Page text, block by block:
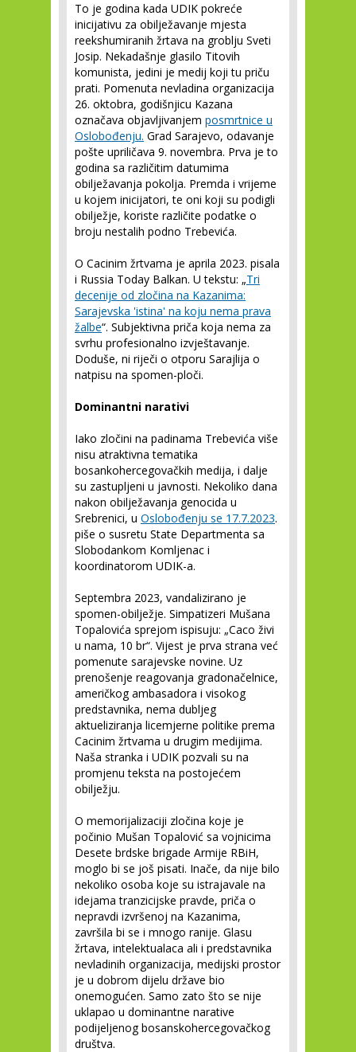
To je godina kada UDIK pokreće
inicijativu za obilježavanje mjesta
reekshumiranih žrtava na groblju Sveti
Josip. Nekadašnje glasilo Titovih
komunista, jedini je medij koji tu priču
prati. Pomenuta nevladina organizacija
26. oktobra, godišnjicu Kazana
označava objavljivanjem posmrtnice u
Oslobođenju. Grad Sarajevo, odavanje
pošte upriličava 9. novembra. Prva je to
godina sa različitim datumima
obilježavanja pokolja. Premda i vrijeme
u kojem inicijatori, te oni koji su podigli
obilježje, koriste različite podatke o
broju nestalih podno Trebevića.
O Cacinim žrtvama je aprila 2023. pisala
i Russia Today Balkan. U tekstu: „Tri
decenije od zločina na Kazanima:
Sarajevska 'istina' na koju nema prava
žalbe“. Subjektivna priča koja nema za
svrhu profesionalno izvještavanje.
Doduše, ni riječi o otporu Sarajlija o
natpisu na spomen-ploči.
Dominantni narativi
Iako zločini na padinama Trebevića više
nisu atraktivna tematika
bosankohercegovačkih medija, i dalje
su zastupljeni u javnosti. Nekoliko dana
nakon obilježavanja genocida u
Srebrenici, u Oslobođenju se 17.7.2023.
piše o susretu State Departmenta sa
Slobodankom Komljenac i
koordinatorom UDIK-a.
Septembra 2023, vandalizirano je
spomen-obilježje. Simpatizeri Mušana
Topalovića sprejom ispisuju: „Caco živi
u nama, 10 br“. Vijest je prva strana već
pomenute sarajevske novine. Uz
prenošenje reagovanja gradonačelnice,
američkog ambasadora i visokog
predstavnika, nema dubljeg
aktueliziranja licemjerne politike prema
Cacinim žrtvama u drugim medijima.
Naša stranka i UDIK pozvali su na
promjenu teksta na postojećem
obilježju.
O memorijalizaciji zločina koje je
počinio Mušan Topalović sa vojnicima
Desete brdske brigade Armije RBiH,
moglo bi se još pisati. Inače, da nije bilo
nekoliko osoba koje su istrajavale na
idejama tranzicijske pravde, priča o
nepravdi izvršenoj na Kazanima,
završila bi se i mnogo ranije. Glasu
žrtava, intelektualaca ali i predstavnika
nevladinih organizacija, medijski prostor
je u dobrom dijelu države bio
onemogućen. Samo zato što se nije
uklapao u dominantne narative
podijeljenog bosanskohercegovačkog
društva.